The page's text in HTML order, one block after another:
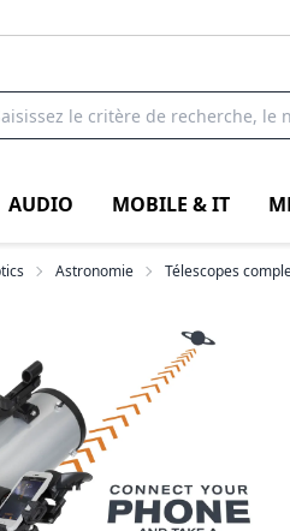
AUDIO MOBILE & IT
Astronomie Télescopes